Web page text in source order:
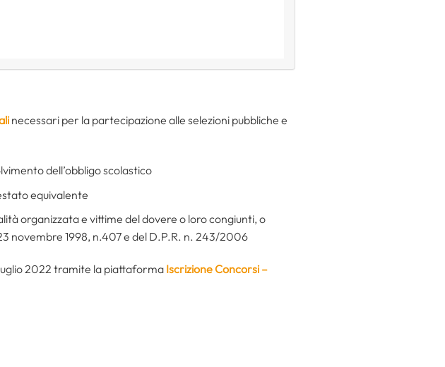
necessari per la partecipazione alle selezioni pubbliche e
dell’obbligo scolastico
equivalente
organizzata e vittime del dovere o loro congiunti, o
novembre 1998, n.407 e del D.P.R. n. 243/2006
2022 tramite la piattaforma Iscrizione Concorsi –